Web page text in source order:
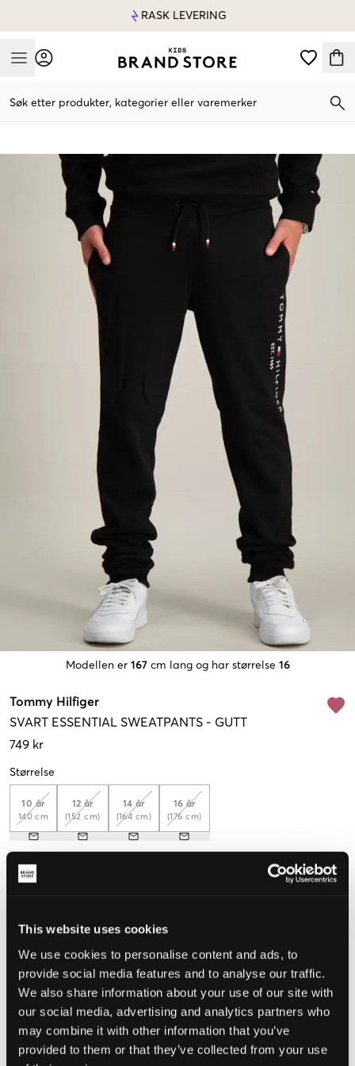
This website uses cookies
We use cookies to personalise content and ads, to
provide social media features and to analyse our traffic.
We also share information about your use of our site with
our social media, advertising and analytics partners who
may combine it with other information that you’ve
provided to them or that they’ve collected from your use
RASK LEVERING
Mobile Menu
Søk etter produkter, kategorier eller varemerker
Modellen er 167 cm lang og har størrelse 16
Tommy Hilfiger
SVART ESSENTIAL SWEATPANTS - GUTT
749 kr
Størrelse
10 år
140 cm
12 år
(152 cm)
14 år
(164 cm)
16 år
(176 cm)
Opplevd størrelse
VELG EN STØRRELSE
Rask levering
Fri frakt over 999 kr
Retur- og bytterett i 60 dager